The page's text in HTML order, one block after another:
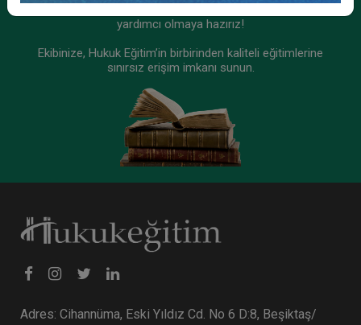
yardımcı olmaya hazırız!
Ekibinize, Hukuk Eğitim’in birbirinden kaliteli eğitimlerine
sınırsız erişim imkanı sunun.
Adres: Cihannüma, Eski Yıldız Cd. No 6 D:8, Beşiktaş/